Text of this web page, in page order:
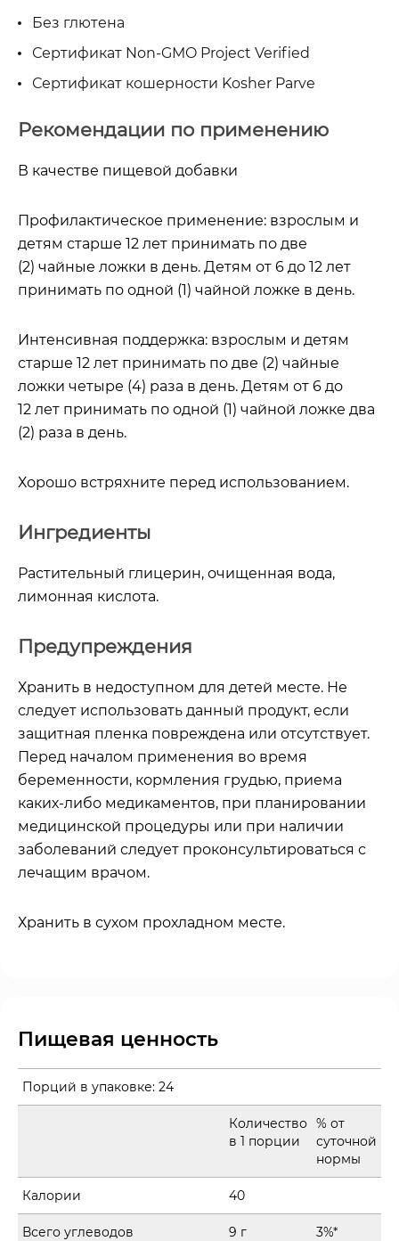
Без глютена
Сертификат Non-GMO Project Verified
Сертификат кошерности Kosher Parve
Рекомендации по применению
В качестве пищевой добавки
Профилактическое применение: взрослым и
детям старше 12 лет принимать по две
(2) чайные ложки в день. Детям от 6 до 12 лет
принимать по одной (1) чайной ложке в день.
Интенсивная поддержка: взрослым и детям
старше 12 лет принимать по две (2) чайные
ложки четыре (4) раза в день. Детям от 6 до
12 лет принимать по одной (1) чайной ложке два
(2) раза в день.
Хорошо встряхните перед использованием.
Ингредиенты
Растительный глицерин, очищенная вода,
лимонная кислота.
Предупреждения
Хранить в недоступном для детей месте. Не
следует использовать данный продукт, если
защитная пленка повреждена или отсутствует.
Перед началом применения во время
беременности, кормления грудью, приема
каких-либо медикаментов, при планировании
медицинской процедуры или при наличии
заболеваний следует проконсультироваться с
лечащим врачом.
Хранить в сухом прохладном месте.
Пищевая ценность
Порций в упаковке: 24
Количество
в 1 порции
% от
суточной
нормы
Калории 40
Всего углеводов 9 г 3%*